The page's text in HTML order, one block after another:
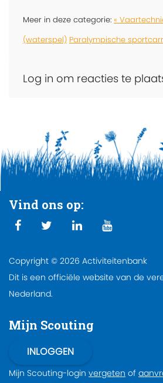
Meer in deze categorie: «
(waterspel) Paralympische
Log in om reacties te
Vind ons op:
Copyright © 2026 Activiteitenbank
Dit is een officiële website van de
Nederland.
Mijn Scouting
Mijn Scouting-login vergeten of